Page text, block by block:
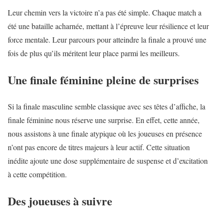
Leur chemin vers la victoire n’a pas été simple. Chaque match a
été une bataille acharnée, mettant à l’épreuve leur résilience et leur
force mentale. Leur parcours pour atteindre la finale a prouvé une
fois de plus qu’ils méritent leur place parmi les meilleurs.
Une finale féminine pleine de surprises
Si la finale masculine semble classique avec ses têtes d’affiche, la
finale féminine nous réserve une surprise. En effet, cette année,
nous assistons à une finale atypique où les joueuses en présence
n’ont pas encore de titres majeurs à leur actif. Cette situation
inédite ajoute une dose supplémentaire de suspense et d’excitation
à cette compétition.
Des joueuses à suivre